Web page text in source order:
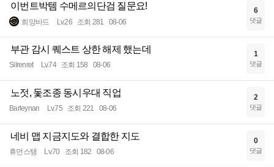
이번트박템 수메르의단검 질문요!
희망바드 Lv.26 조회 281 08-06
6
댓글
부관 감시 퀘스트 상한 해제 했는데
Silrenret Lv.74 조회 158 08-06
1
댓글
노젓, 돛조종 동시우대 직업
Barleynan Lv.75 조회 221 08-06
2
댓글
네비 맵 지금지도와 결합한 지도
휴먼스탱 Lv.70 조회 182 08-06
0
댓글